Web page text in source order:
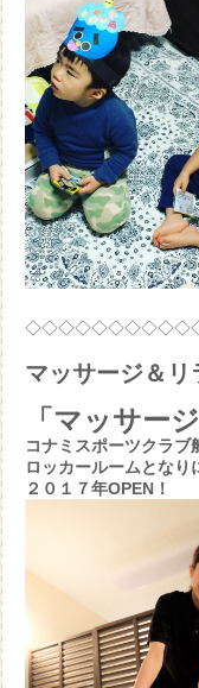
マッサージ＆リ
「マッサー
コナミスポーツクラブ
ロッカールームとなり
２０１７年OPEN！